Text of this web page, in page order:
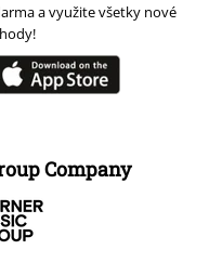
a využite všetky nové
Company